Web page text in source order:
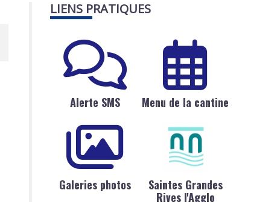
LIENS PRATIQUES
Alerte SMS Menu de la cantine
Galeries photos
Saintes Grandes
Rives l'Agglo